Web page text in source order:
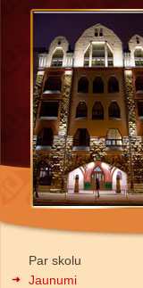
Par skolu
Jaunumi